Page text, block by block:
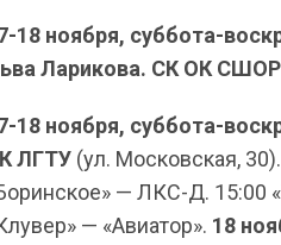
18 ноября, суббота-
Ларикова. СК ОК СШОР
18 ноября, суббота-
ЛГТУ (ул. Московская, 30).
— ЛКС-Д. 15:00
— «Авиатор». 18